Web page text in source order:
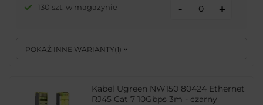
POKAŻ INNE WARIANTY( 1)
130 szt. w magazynie - +
Kabel Ugreen NW150 80424 Ethernet
RJ45 Cat 7 10Gbps 3m - czarny